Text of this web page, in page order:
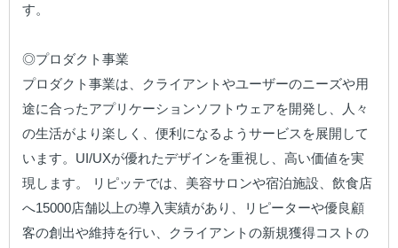
す。
◎プロダクト事業
プロダクト事業は、クライアントやユーザーのニーズや用
途に合ったアプリケーションソフトウェアを開発し、人々
の生活がより楽しく、便利になるようサービスを展開して
います。UI/UXが優れたデザインを重視し、高い価値を実
現します。 リピッテでは、美容サロンや宿泊施設、飲食店
へ15000店舗以上の導入実績があり、リピーターや優良顧
客の創出や維持を行い、クライアントの新規獲得コストの